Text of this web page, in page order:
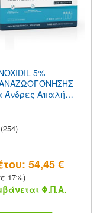
5%
ΑΝΑΖΩΟΓΌΝΗΣΗΣ
Άνδρες Απαλή
6 Μηνών
(254)
54,45 €
17%)
Φ.Π.Α.